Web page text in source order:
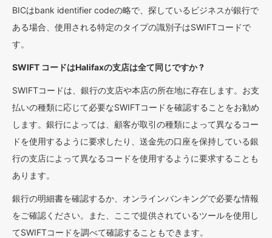
BICはbank identifier codeの略で、探しているビジネスが銀行で
ある場合、使用される特定のタイプの識別子はSWIFTコードで
す。
SWIFT コードはHalifaxの支店は全て同じですか ?
SWIFTコードは、銀行の支店や本店の所在地に存在します。お支
払いの種類に応じて必要なSWIFTコードを確認することをお勧め
します。銀行によっては、顧客が取引の種類によって異なるコー
ドを使用するように要求したり、送金先の口座を保持している銀
行の支店によって異なるコードを使用するように要求することも
あります。
銀行の明細書を確認するか、オンラインバンキングで必要な情報
をご確認ください。また、ここで提供されているツールを使用し
てSWIFTコードを調べて確認することもできます。